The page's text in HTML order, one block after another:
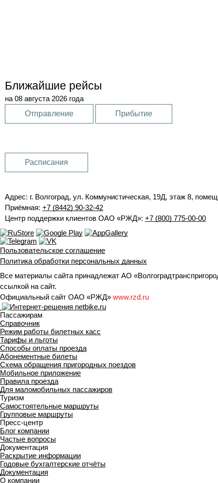
Ближайшие рейсы
на 08 августа 2026 года
Отправление
Прибытие
Расписания
Адрес: г. Волгоград, ул. Коммунистическая, 19Д, этаж 8,
Приёмная: +7 (8442) 90-32-42
Центр поддержки клиентов ОАО «РЖД»: +7 (800) 775-00-00
Пользовательское соглашение
Политика обработки персональных данных
Все материалы сайта принадлежат АО
ссылкой на сайт.
Официальный сайт ОАО «РЖД» www.rzd.ru
Пассажирам
Справочник
Режим работы билетных касс
Тарифы и льготы
Способы оплаты проезда
Абонементные билеты
Схема обращения пригородных поездов
Мобильное приложение
Правила проезда
Для маломобильных пассажиров
Туризм
Самостоятельные маршруты
Групповые маршруты
Пресс-центр
Блог компании
Частые вопросы
Документация
Раскрытие информации
Годовые бухгалтерские отчёты
Документация
О компании